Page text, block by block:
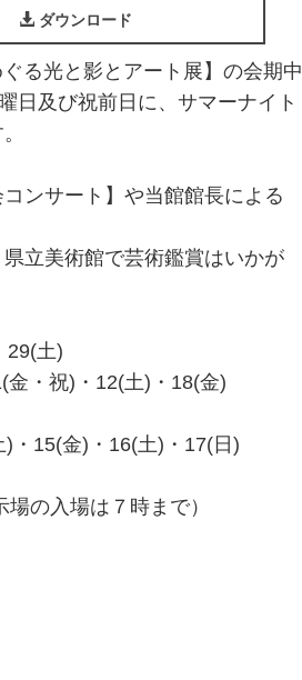
ダウンロード
る光と影とアート展】の会期中
日及び祝前日に、サマーナイト
ンサート】や当館館長による
立美術館で芸術鑑賞はいかが
29(土)
)・12(土)・18(金)
金)・16(土)・17(日)
の入場は７時まで）